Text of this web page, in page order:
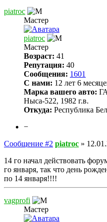
piatroc
Мастер
piatroc
Мастер
Возраст: 41
Репутация: 40
Сообщения: 1601
С нами: 12 лет 6
Марка вашего авто:
Ныса-522, 1982 г.в.
Откуда: Республика
−
Сообщение #2 piatroc »
14 го начал действовать
го января, так что день
по 14 января!!!!
vagprofi
Мастер